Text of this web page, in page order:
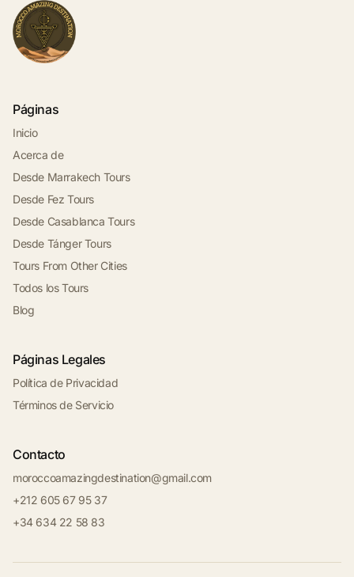
Páginas
Inicio
Acerca de
Desde Marrakech Tours
Desde Fez Tours
Desde Casablanca Tours
Desde Tánger Tours
Tours From Other Cities
Todos los Tours
Blog
Páginas Legales
Política de Privacidad
Términos de Servicio
Contacto
moroccoamazingdestination@gmail.com
+212 605 67 95 37
+34 634 22 58 83